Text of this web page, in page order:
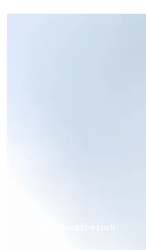
Einrichtungsbesuch